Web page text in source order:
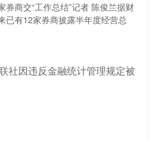
券商交“工作总结”记者 陈俊兰据财
已有12家券商披露半年度经营总